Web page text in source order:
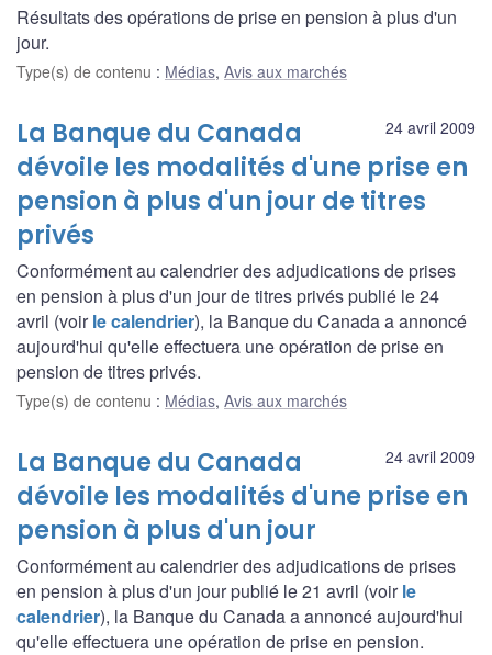
Résultats des opérations de prise en pension à plus d'un
jour.
Type(s) de contenu : Médias, Avis aux marchés
24 avril 2009
La Banque du Canada
dévoile les modalités d'une prise en
pension à plus d'un jour de titres
privés
Conformément au calendrier des adjudications de prises
en pension à plus d'un jour de titres privés publié le 24
avril (voirle calendrier), la Banque du Canada a annoncé
aujourd'hui qu'elle effectuera une opération de prise en
pension de titres privés.
Type(s) de contenu : Médias, Avis aux marchés
24 avril 2009
La Banque du Canada
dévoile les modalités d'une prise en
pension à plus d'un jour
Conformément au calendrier des adjudications de prises
en pension à plus d'un jour publié le 21 avril (voirle
calendrier), la Banque du Canada a annoncé aujourd'hui
qu'elle effectuera une opération de prise en pension.